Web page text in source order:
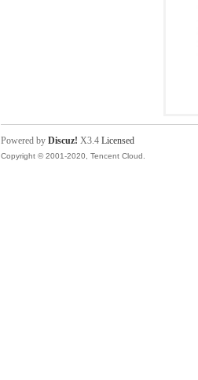
Powered by Discuz! X3.4 Licensed
Copyright © 2001-2020, Tencent Cloud.